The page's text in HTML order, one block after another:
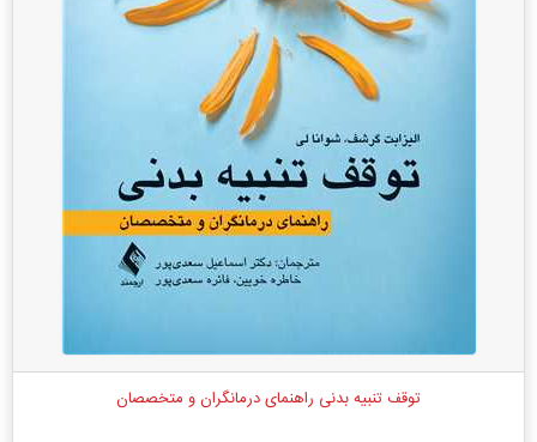
توقف تنبیه بدنی راهنمای درمانگران و متخصصان